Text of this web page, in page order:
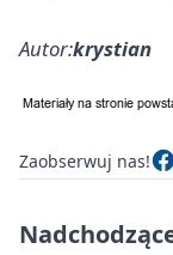
Autor:krystian
Zaobserwuj nas!